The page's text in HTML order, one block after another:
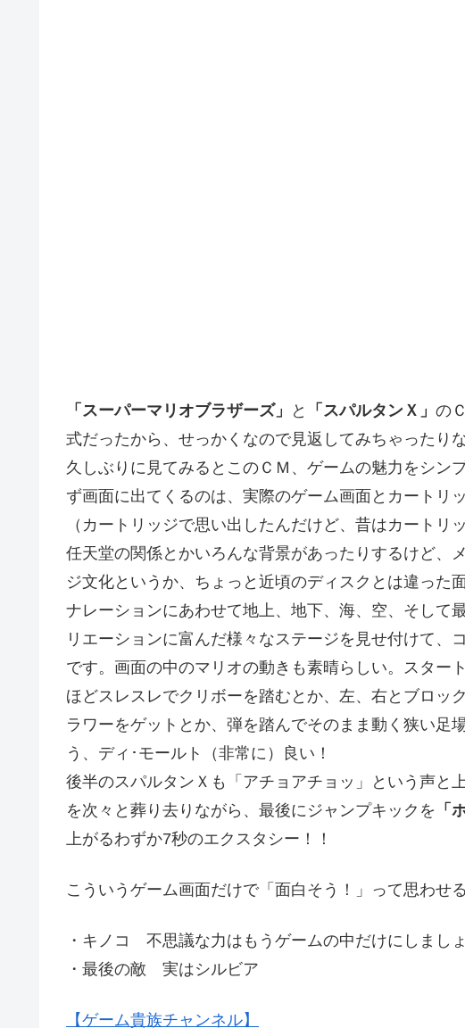
「スーパーマリオブラザーズ」 と 「スパルタンＸ」 の
式だったから、せっかくなので見返してみちゃったりな
久しぶりに見てみるとこのＣＭ、ゲームの魅力をシン
ず画面に出てくるのは、実際のゲーム画面とカートリ
（カートリッジで思い出したんだけど、昔はカートリ
任天堂の関係とかいろんな背景があったりするけど、
ジ文化というか、ちょっと近頃のディスクとは違った
ナレーションにあわせて地上、地下、海、空、そして
リエーションに富んだ様々なステージを見せ付けて、
です。画面の中のマリオの動きも素晴らしい。スター
ほどスレスレでクリボーを踏むとか、左、右とブロッ
ラワーをゲットとか、弾を踏んでそのまま動く狭い足
う、ディ･モールト（非常に）良い！
後半のスパルタンＸも「アチョアチョッ」という声と
を次々と葬り去りながら、最後にジャンプキックを 「
上がるわずか7秒のエクスタシー！！
こういうゲーム画面だけで「面白そう！」って思わせ
・キノコ 不思議な力はもうゲームの中だけにしまし
・最後の敵 実はシルビア
【ゲーム貴族チャンネル】